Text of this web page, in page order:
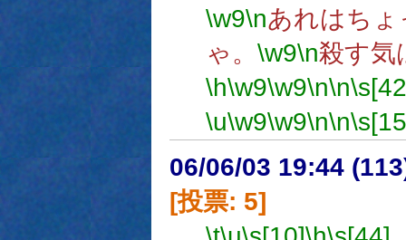
\w9\nあれはち
ゃ。 \w9\n殺す気
\h\w9\w9\n\n
\u\w9\w9\n\n
06/06/03 19:44
[投票: 5]